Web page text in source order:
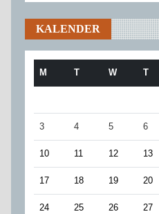
KALENDER
M T W T
3 4 5 6
10 11 12 13
17 18 19 20
24 25 26 27